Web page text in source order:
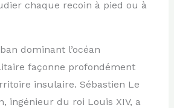
chaque recoin à pied ou à
dominant l’océan
façonne profondément
insulaire. Sébastien Le
ingénieur du roi Louis XIV, a